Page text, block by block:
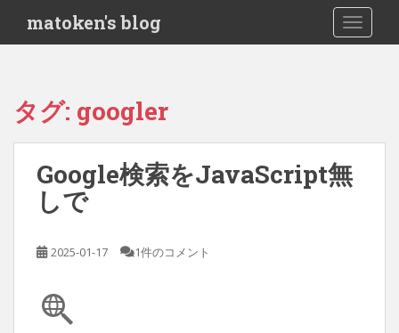
i
matoken's blog
タグ: googler
Google検索をJavaScript無
しで
2025-01-17 1件のコメント